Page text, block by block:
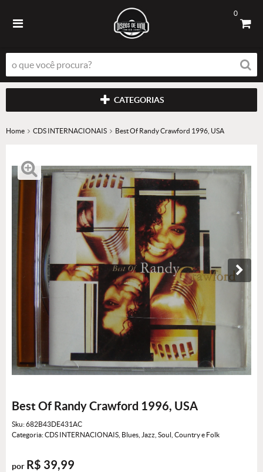
0
CATEGORIAS
Home CDS INTERNACIONAIS Best Of Randy Crawford 1996, USA
Best Of Randy Crawford 1996, USA
Sku:682B43DE431AC
Categoria:CDS INTERNACIONAIS Blues, Jazz, Soul, Country e Folk
por R$ 39,99